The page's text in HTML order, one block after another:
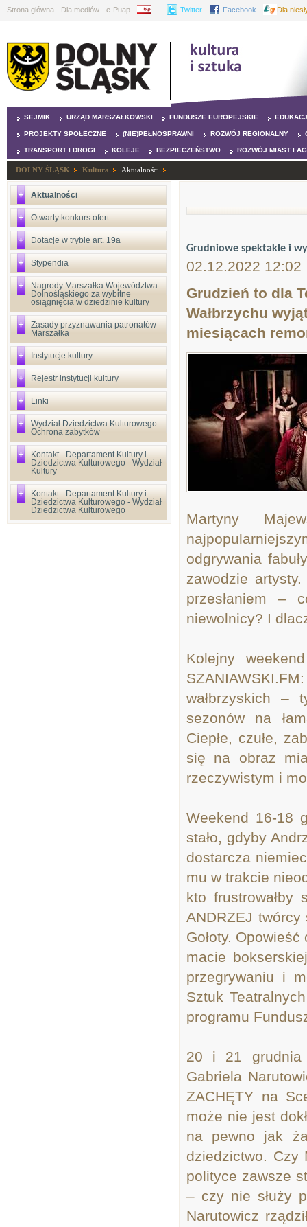
Strona główna Dla mediów e-Puap BIP Twitter Facebook Dla
SEJMIK URZĄD MARSZAŁKOWSKI FUNDUSZE EUROPEJSKIE
PROJEKTY SPOŁECZNE (NIE)PEŁNOSPRAWNI ROZWÓJ REGIONALNY
TRANSPORT I DROGI KOLEJE BEZPIECZEŃSTWO ROZWÓJ MIAST I
DOLNY ŚLĄSK Kultura Aktualności
Aktualności
Otwarty konkurs ofert
Dotacje w trybie art. 19a
Stypendia
Nagrody Marszałka Województwa
Dolnośląskiego za wybitne
osiągnięcia w dziedzinie kultury
Zasady przyznawania patronatów
Marszałka
Instytucje kultury
Rejestr instytucji kultury
Linki
Wydział Dziedzictwa Kulturowego:
Ochrona zabytków
Kontakt - Departament Kultury i
Dziedzictwa Kulturowego - Wydział
Kultury
Kontakt - Departament Kultury i
Dziedzictwa Kulturowego - Wydział
Dziedzictwa Kulturowego
Grudniowe spektakle i
02.12.2022 12:02
Grudzień to dla
Wałbrzychu
miesiącach
Martyny
odgrywania
zawodzie
przesłaniem –
niewolnicy? I
Kolejny
wałbrzyskich –
sezonów na
Ciepłe, czułe,
się na obraz
rzeczywistym i
Weekend 16-18
stało, gdyby
dostarcza
mu w trakcie
kto
ANDRZEJ
Gołoty.
macie
przegrywaniu i
Sztuk
programu
20 i 21 grudnia
Gabriela
ZACHĘTY na
może nie jest
na pewno jak
dziedzictwo. Czy
polityce zawsze
– czy nie służy
Narutowicz